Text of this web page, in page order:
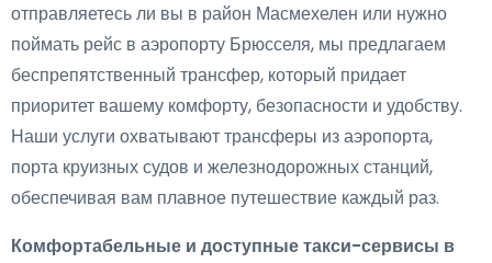
отправляетесь ли вы в район Масмехелен или нужно
поймать рейс в аэропорту Брюсселя, мы предлагаем
беспрепятственный трансфер, который придает
приоритет вашему комфорту, безопасности и удобству.
Наши услуги охватывают трансферы из аэропорта,
порта круизных судов и железнодорожных станций,
обеспечивая вам плавное путешествие каждый раз.
Комфортабельные и доступные такси-сервисы в